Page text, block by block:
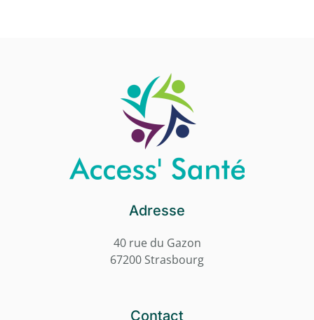
Adresse
40 rue du Gazon
67200 Strasbourg
Contact